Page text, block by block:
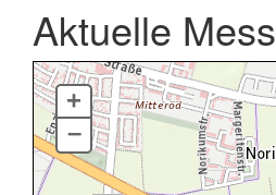
Aktuelle
+
–